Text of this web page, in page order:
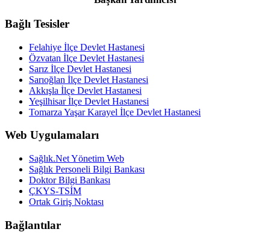
Bağlı Tesisler
Felahiye İlçe Devlet Hastanesi
Özvatan İlçe Devlet Hastanesi
Sarız İlçe Devlet Hastanesi
Sarıoğlan İlçe Devlet Hastanesi
Akkışla İlçe Devlet Hastanesi
Yeşilhisar İlçe Devlet Hastanesi
Tomarza Yaşar Karayel İlçe Devlet Hastanesi
Web Uygulamaları
Sağlık.Net Yönetim Web
Sağlık Personeli Bilgi Bankası
Doktor Bilgi Bankası
ÇKYS-TSİM
Ortak Giriş Noktası
Bağlantılar